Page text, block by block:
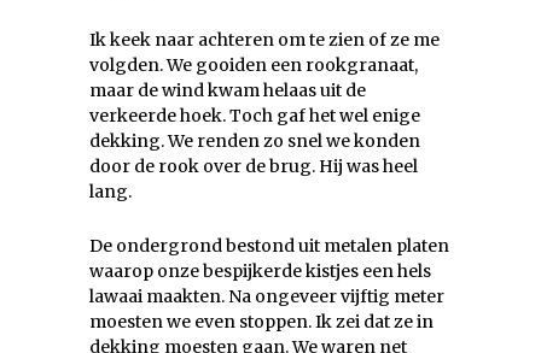
Ik keek naar achteren om te zien of ze me
volgden. We gooiden een rookgranaat,
maar de wind kwam helaas uit de
verkeerde hoek. Toch gaf het wel enige
dekking. We renden zo snel we konden
door de rook over de brug. Hij was heel
lang.
De ondergrond bestond uit metalen platen
waarop onze bespijkerde kistjes een hels
lawaai maakten. Na ongeveer vijftig meter
moesten we even stoppen. Ik zei dat ze in
dekking moesten gaan. We waren net